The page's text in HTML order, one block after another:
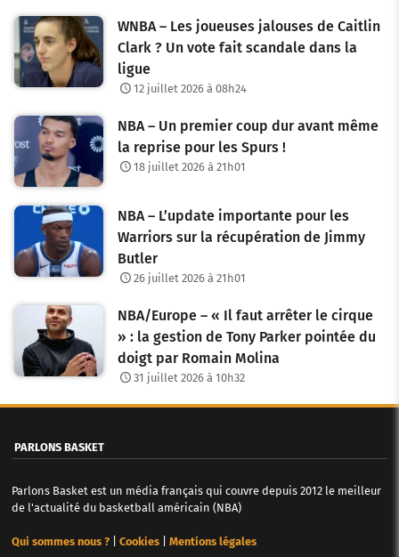
WNBA – Les joueuses jalouses de Caitlin
Clark ? Un vote fait scandale dans la
ligue
12 juillet 2026 à 08h24
NBA – Un premier coup dur avant même
la reprise pour les Spurs !
18 juillet 2026 à 21h01
NBA – L’update importante pour les
Warriors sur la récupération de Jimmy
Butler
26 juillet 2026 à 21h01
NBA/Europe – « Il faut arrêter le cirque
» : la gestion de Tony Parker pointée du
doigt par Romain Molina
31 juillet 2026 à 10h32
PARLONS BASKET
Parlons Basket est un média français qui couvre depuis 2012 le meilleur
de l'actualité du basketball américain (NBA)
Qui sommes nous ?| Cookies| Mentions légales